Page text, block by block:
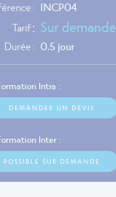
: INCP04
Tarif: Sur demande
Durée : 0.5 jour
Intra :
DEMANDER UN DEVIS
Inter :
POSSIBLE SUR DEMANDE